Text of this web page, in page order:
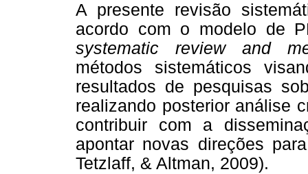
A presente revisão
acordo com o modelo de
systematic review and
métodos sistemáticos
resultados de pesquisas
realizando posterior análise
contribuir com a
apontar novas direções
Tetzlaff, & Altman, 2009).